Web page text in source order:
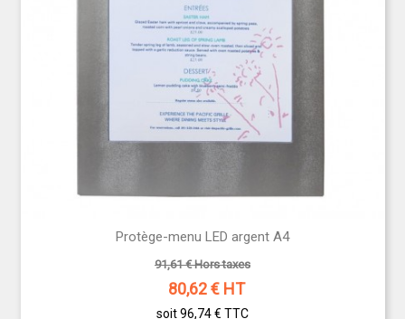
Protège-menu LED argent A4
91,61 € Hors taxes
80,62€ HT
soit 96,74 € TTC